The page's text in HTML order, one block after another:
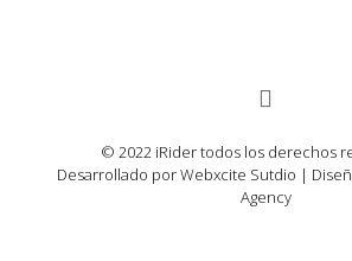
© 2022 iRider todos los derechos
Desarrollado por Webxcite Sutdio |
Agency